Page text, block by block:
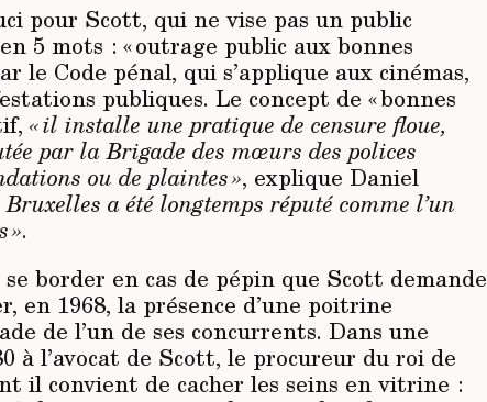
pour Scott, qui ne vise pas un public
5 mots : « outrage public aux bonnes
le Code pénal, qui s’applique aux cinémas,
publiques. Le concept de « bonnes
« il installe une pratique de censure floue,
par la Brigade des mœurs des polices
ou de plaintes », explique Daniel
a été longtemps réputé comme l’un
».
border en cas de pépin que Scott demande
en 1968, la présence d’une poitrine
de l’un de ses concurrents. Dans une
à l’avocat de Scott, le procureur du roi de
il convient de cacher les seins en vitrine :